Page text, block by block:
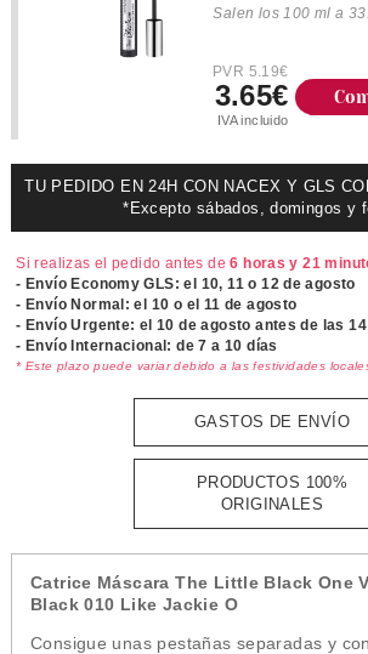
Salen los 100 ml a
PVR 5.19€
3.65€
IVA incluido
TU PEDIDO EN 24H CON NACEX Y GLS
*Excepto sábados, domingos y
Si realizas el pedido antes de6 horas y 21
- Envío Economy GLS: el 10, 11 o 12 de agosto
- Envío Normal: el 10 o el 11 de agosto
- Envío Urgente: el10 de agosto antes de las
- Envío Internacional: de 7 a 10 días
* Este plazo puede variar debido a las festividades
GASTOS DE ENVÍO
PRODUCTOS 100%
ORIGINALES
Catrice Máscara The Little Black One
Black 010 Like Jackie O
Consigue unas pestañas separadas y